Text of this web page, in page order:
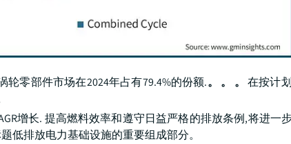
零部件市场在2024年占有79.4%的份额.。 。 。在按计
增长. 提高燃料效率和遵守日益严格的排放条例,将进一
低排放电力基础设施的重要组成部分。